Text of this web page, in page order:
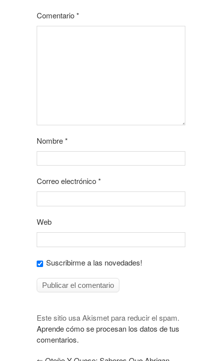
Comentario*
Nombre*
Correo electrónico*
Web
Suscribirme a las novedades!
Este sitio usa Akismet para reducir el spam.
Aprende cómo se procesan los datos de tus
comentarios.